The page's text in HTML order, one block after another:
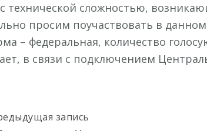
технической сложностью,
просим поучаствовать в
– федеральная, количество
в связи с подключением
запись